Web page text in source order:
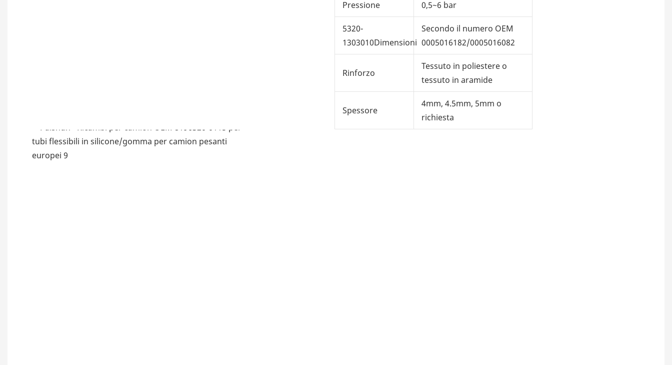
Pressione 0,5~6 bar
5320-
1303010Dimensioni
Secondo il numero OEM
0005016182/0005016082
Rinforzo
Tessuto in poliestere o
tessuto in aramide
Spessore
4mm, 4.5mm, 5mm o
richiesta